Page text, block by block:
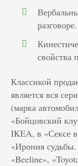
разговоре.
свойства
Классикой
является вся
(марка
«Бойцовский
IKEA, в «Сексе
«Ирония
«Beeline»,